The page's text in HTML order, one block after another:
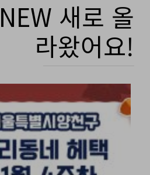
새로 올
라왔어요!